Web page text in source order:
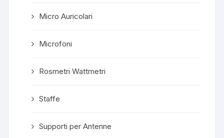
Micro Auricolari
Microfoni
Rosmetri Wattmetri
Staffe
Supporti per Antenne